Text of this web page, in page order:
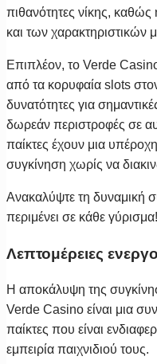
πιθανότητες νίκης,
και των χαρακτηριστικών
Επιπλέον, το Verde
από τα κορυφαία slots
δυνατότητες για
δωρεάν περιστροφές σε
παίκτες έχουν μια
συγκίνηση χωρίς να
Ανακαλύψτε τη δυναμική
περιμένει σε κάθε γύρισμα!
Λεπτομέρειες
Η αποκάλυψη της
Verde Casino είναι μια
παίκτες που είναι
εμπειρία παιχνιδιού τους.